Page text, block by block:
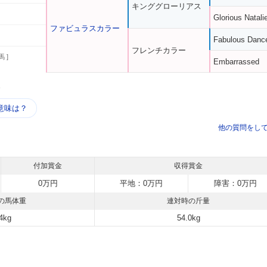
]
ファビュラスカラー
キンググローリアス
フレンチカラー
Glorious
Fabulous
Embarrassed
味は？
他の質問をし
付加賞金 収得賞金
0万円 平地：0万円 障害：0万円
馬体重 連対時の斤量
54.0kg